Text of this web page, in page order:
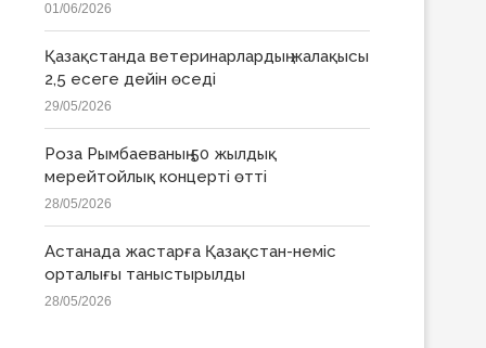
01/06/2026
Қазақстанда ветеринарлардың жалақысы
2,5 есеге дейін өседі
29/05/2026
Роза Рымбаеваның 50 жылдық
мерейтойлық концерті өтті
28/05/2026
Астанада жастарға Қазақстан-неміс
орталығы таныстырылды
28/05/2026